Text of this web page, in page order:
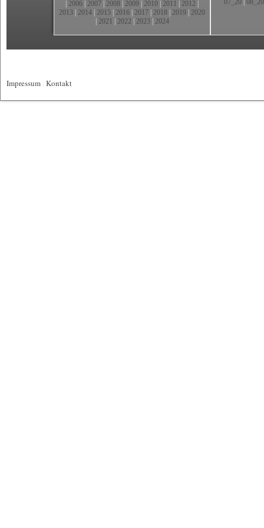
2006 2007 2008 2009 2010 2011 2012
2013 2014 2015 2016 2017 2018 2019 2020
2021 2022 2023| 2024
07_20 08_20
Impressum Kontakt